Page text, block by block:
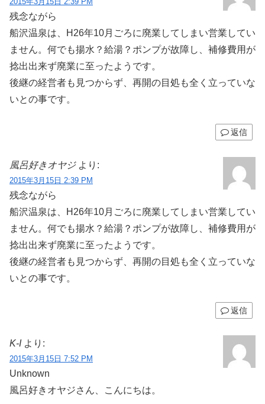
残念ながら
船沢温泉は、H26年10月ごろに廃業してしまい営業してい
ません。何でも揚水？給湯？ポンプが故障し、補修費用が
捻出出来ず廃業に至ったようです。
後継の経営者も見つからず、再開の目処も全く立っていな
いとの事です。
返信
風呂好きオヤジ より:
2015年3月15日 2:39 PM
残念ながら
船沢温泉は、H26年10月ごろに廃業してしまい営業してい
ません。何でも揚水？給湯？ポンプが故障し、補修費用が
捻出出来ず廃業に至ったようです。
後継の経営者も見つからず、再開の目処も全く立っていな
いとの事です。
返信
K-I より:
2015年3月15日 7:52 PM
Unknown
風呂好きオヤジさん、こんにちは。